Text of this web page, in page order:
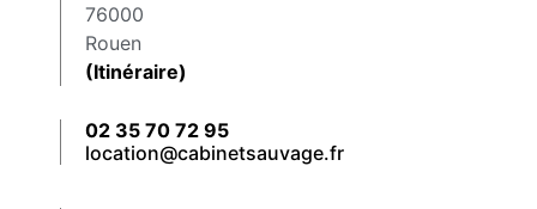
76000
Rouen
(Itinéraire)
02 35 70 72 95
location@cabinetsauvage.fr